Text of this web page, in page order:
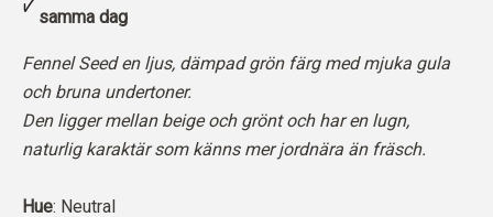
samma dag
Fennel Seed en ljus, dämpad grön färg med mjuka gula
och bruna undertoner.
Den ligger mellan beige och grönt och har en lugn,
naturlig karaktär som känns mer jordnära än fräsch.
Hue: Neutral